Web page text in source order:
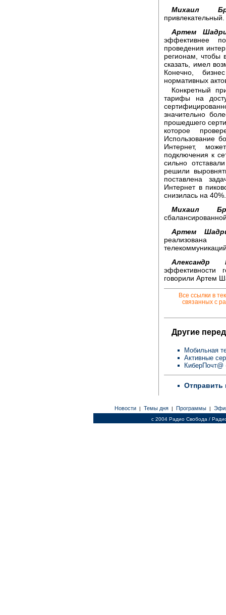
Михаил
привлекательный.
Артем
эффективнее
проведения
регионам, чтобы
сказать, имел
Конечно,
нормативных
Конкретный
тарифы на
значительно
прошедшего
которое
Использование
Интернет,
подключения к
сильно
решили
поставлена
Интернет в
снизилась на 40%.
Михаил
Артем
Александр
эффективности
говорили Артем
Все ссылки в
связанных с
Другие
Мобильная
Активные
Отправить
Новости | Темы дня | Программы |
c 2004 Радио Свобода /